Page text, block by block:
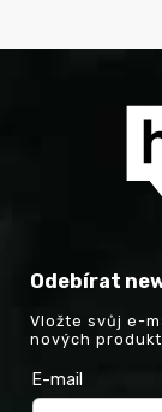
Odebírat
Vložte svůj e-
nových
E-mail